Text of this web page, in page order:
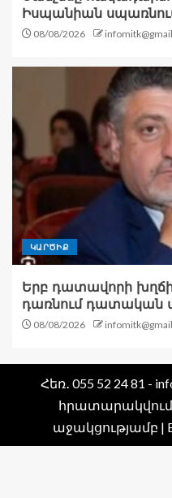
Իսպանիան
08/08/2026
ԿԱՐԾԻՔ
Երբ դատավորի խղճի
դառնում դատական
08/08/2026
Հեռ․ 055 52 24 81 -
աջակցությամբ |